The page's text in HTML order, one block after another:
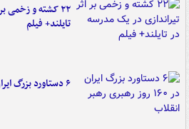
۲۲ کشته و زخمی
تایلند+ فیلم
۶ دستاورد بزرگ ایران در ۱۶۰ روز رهبری رهبر انقلاب